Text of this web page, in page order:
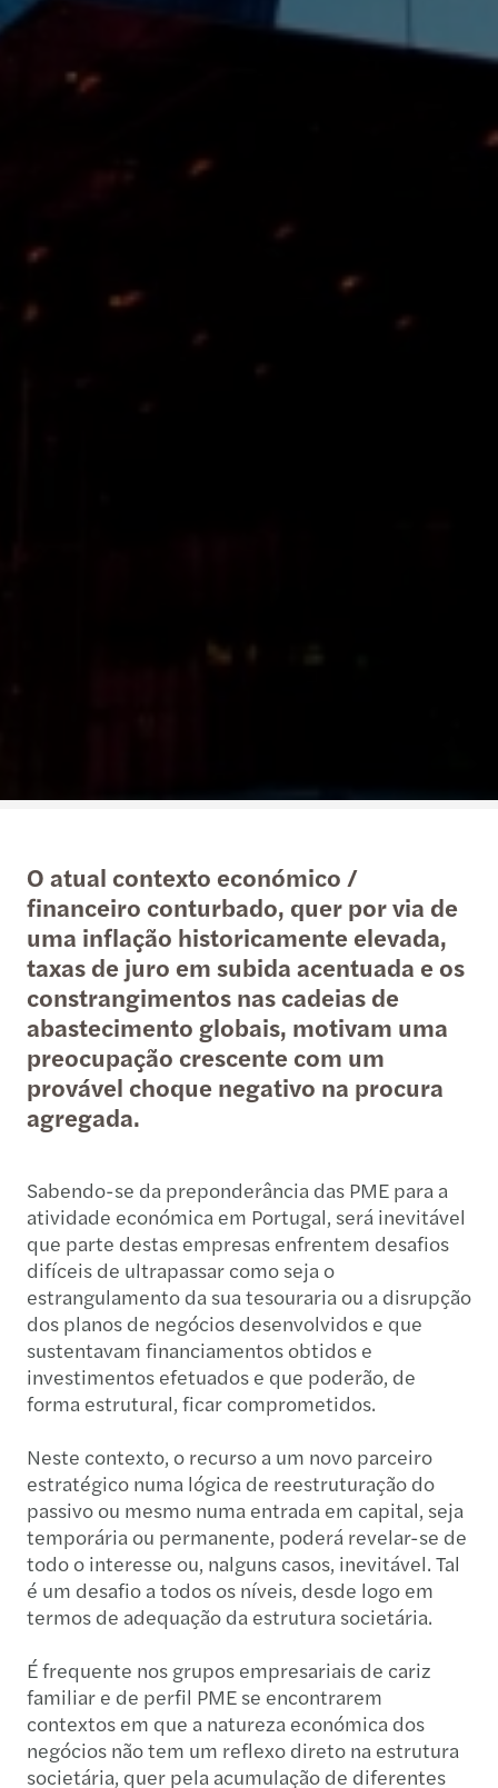
O atual contexto económico /
financeiro conturbado, quer por via de
uma inflação historicamente elevada,
taxas de juro em subida acentuada e os
constrangimentos nas cadeias de
abastecimento globais, motivam uma
preocupação crescente com um
provável choque negativo na procura
agregada.
Sabendo-se da preponderância das PME para a
atividade económica em Portugal, será inevitável
que parte destas empresas enfrentem desafios
difíceis de ultrapassar como seja o
estrangulamento da sua tesouraria ou a disrupção
dos planos de negócios desenvolvidos e que
sustentavam financiamentos obtidos e
investimentos efetuados e que poderão, de
forma estrutural, ficar comprometidos.
Neste contexto, o recurso a um novo parceiro
estratégico numa lógica de reestruturação do
passivo ou mesmo numa entrada em capital, seja
temporária ou permanente, poderá revelar-se de
todo o interesse ou, nalguns casos, inevitável. Tal
é um desafio a todos os níveis, desde logo em
termos de adequação da estrutura societária.
É frequente nos grupos empresariais de cariz
familiar e de perfil PME se encontrarem
contextos em que a natureza económica dos
negócios não tem um reflexo direto na estrutura
societária, quer pela acumulação de diferentes